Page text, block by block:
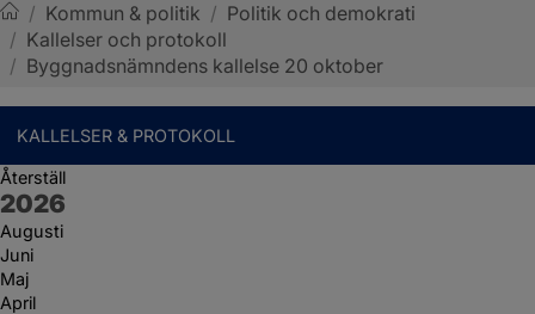
Sotenäs kommun
/ Kommun & politik / Politik och demokrati
/ Kallelser och protokoll
/ Byggnadsnämndens kallelse 20 oktober
KALLELSER & PROTOKOLL
Återställ
År:
2026
Augusti
Juni
Maj
April